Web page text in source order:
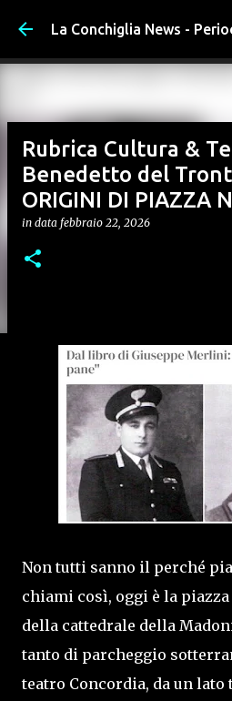
Passa ai
La Conchiglia News -
Rubrica Cultura &
Benedetto del
ORIGINI DI PIAZZA
in data febbraio 22, 2026
Non tutti sanno il perché
chiami così, oggi è la
della cattedrale della
tanto di parcheggio
teatro Concordia, da un